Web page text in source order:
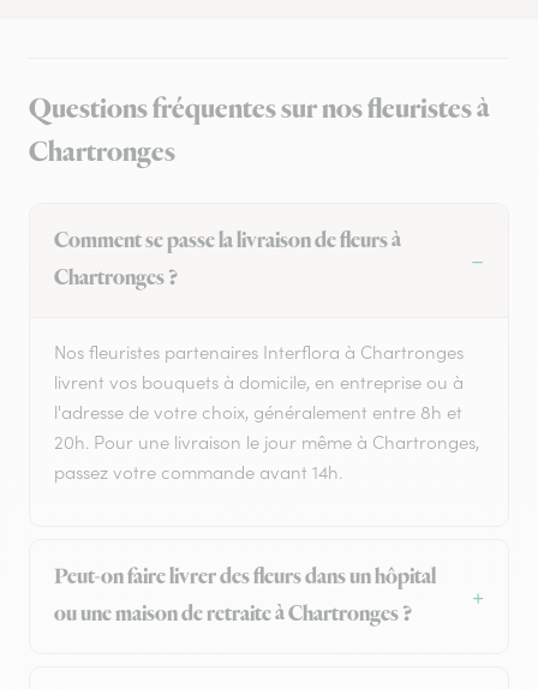
Questions fréquentes sur nos fleuristes à
Chartronges
Comment se passe la livraison de fleurs à
Chartronges ?
Nos fleuristes partenaires Interflora à Chartronges
livrent vos bouquets à domicile, en entreprise ou à
l'adresse de votre choix, généralement entre 8h et
20h. Pour une livraison le jour même à Chartronges,
passez votre commande avant 14h.
Peut-on faire livrer des fleurs dans un hôpital
ou une maison de retraite à Chartronges ?